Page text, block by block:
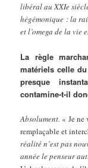
libéral au XXIe
hégémonique : la
et l’omega de la vie
La règle
matériels celle
presque
contamine-t-il
Absolument. « Je ne
remplaçable et
réalité n’est pas
année le penseur